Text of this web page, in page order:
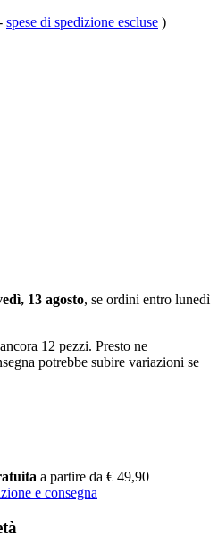
spese di spedizione escluse )
13 agosto, se ordini entro lunedì
12 pezzi. Presto ne
potrebbe subire variazioni se
a partire da € 49,90
e consegna